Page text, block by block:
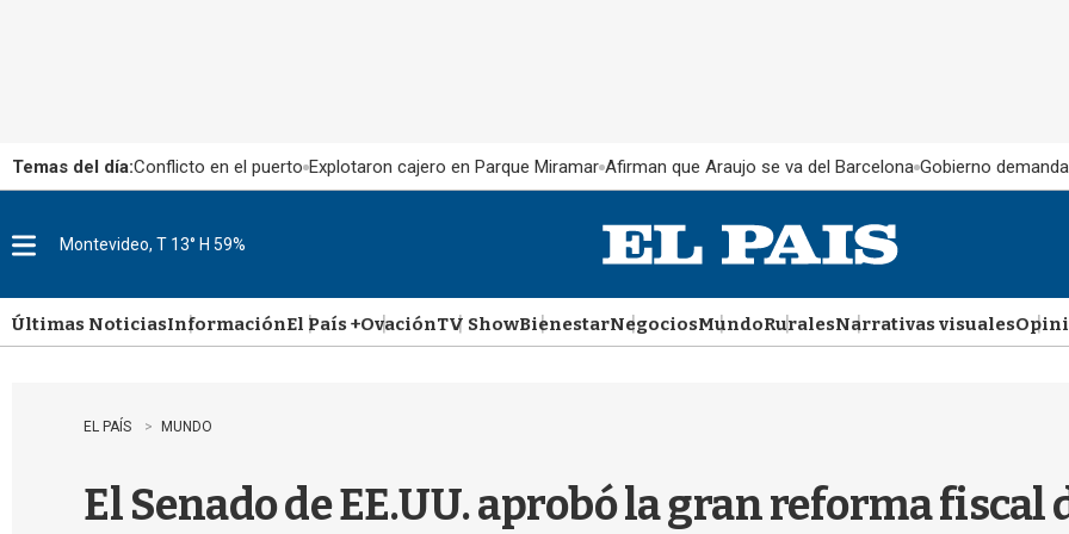
Temas del día:Conflicto en el puerto Explotaron cajero en Parque Miramar Afirman que Araujo se va del Barcelona Gobierno
u
Montevideo, T 13° H 59%
Últimas NoticiasInformaciónEl País +OvaciónTV ShowBienestarNegociosMundoRuralesNarrativas visuales
EL PAÍS MUNDO
El Senado de EE.UU. aprobó la gran reforma